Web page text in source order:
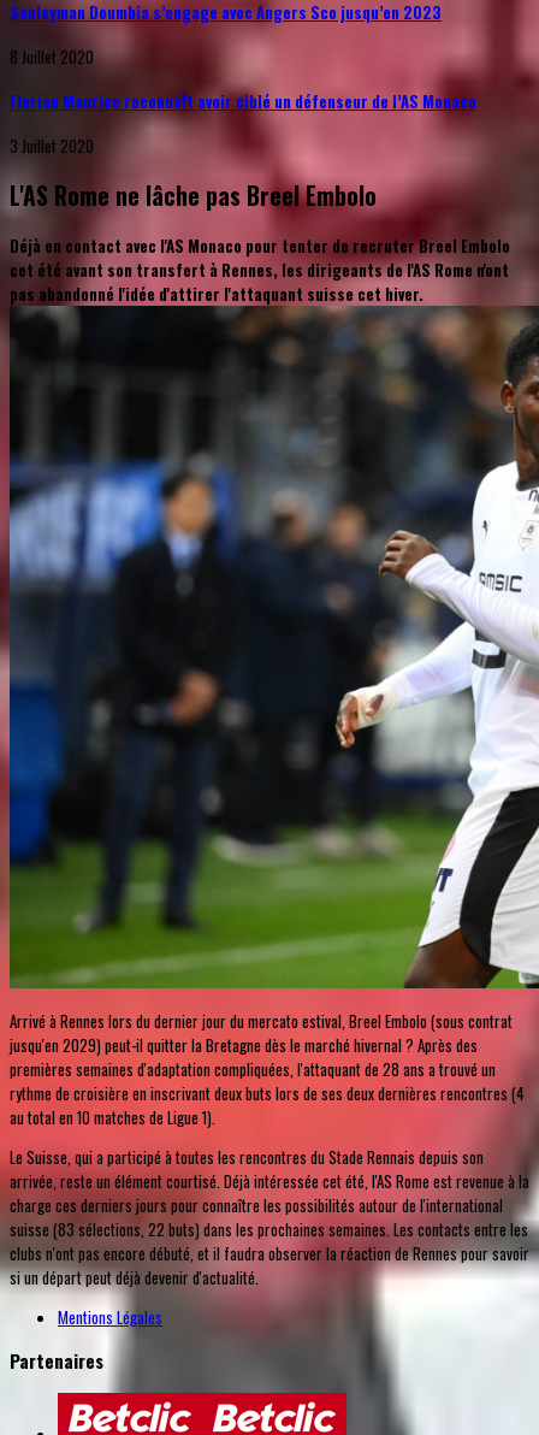
Souleyman Doumbia s’engage avec Angers Sco jusqu’en 2023
8 Juillet 2020
Florian Maurice reconnaît avoir ciblé un défenseur de l’AS Monaco
3 Juillet 2020
L'AS Rome ne lâche pas Breel Embolo
Déjà en contact avec l'AS Monaco pour tenter de recruter Breel Embolo
cet été avant son transfert à Rennes, les dirigeants de l'AS Rome n'ont
pas abandonné l'idée d'attirer l'attaquant suisse cet hiver.
Arrivé à Rennes lors du dernier jour du mercato estival, Breel Embolo (sous contrat
jusqu'en 2029) peut-il quitter la Bretagne dès le marché hivernal ? Après des
premières semaines d'adaptation compliquées, l'attaquant de 28 ans a trouvé un
rythme de croisière en inscrivant deux buts lors de ses deux dernières rencontres (4
au total en 10 matches de Ligue 1).
Le Suisse, qui a participé à toutes les rencontres du Stade Rennais depuis son
arrivée, reste un élément courtisé. Déjà intéressée cet été, l'AS Rome est revenue à la
charge ces derniers jours pour connaître les possibilités autour de l'international
suisse (83 sélections, 22 buts) dans les prochaines semaines. Les contacts entre les
clubs n'ont pas encore débuté, et il faudra observer la réaction de Rennes pour savoir
si un départ peut déjà devenir d'actualité.
Mentions Légales
Partenaires